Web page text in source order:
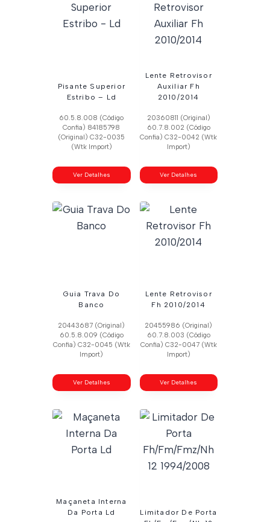
Pisante Superior
Estribo – Ld
60.5.8.008 (Código
Confia) 84185798
(Original) C32-0035
(Wtk Import)
Ver Detalhes
Lente Retrovisor
Auxiliar Fh
2010/2014
20360811 (Original)
60.7.8.002 (Código
Confia) C32-0042 (Wtk
Import)
Ver Detalhes
Guia Trava Do
Banco
20443687 (Original)
60.5.8.009 (Código
Confia) C32-0045 (Wtk
Import)
Ver Detalhes
Lente Retrovisor
Fh 2010/2014
20455986 (Original)
60.7.8.003 (Código
Confia) C32-0047 (Wtk
Import)
Ver Detalhes
Maçaneta Interna
Da Porta Ld
Limitador De Porta